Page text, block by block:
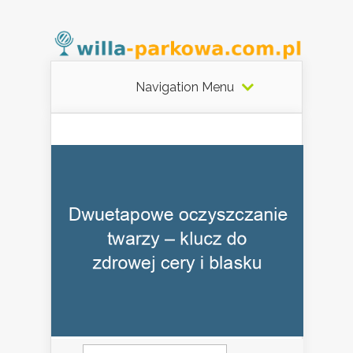
Navigation Menu
Szukaj: